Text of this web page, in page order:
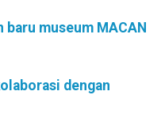
baru museum MACAN
dengan